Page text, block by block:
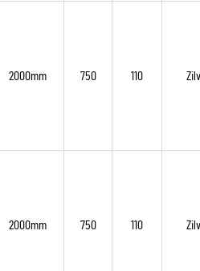
2000mm 750 110
2000mm 750 110